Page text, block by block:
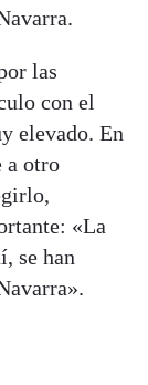
las
con el
elevado. En
a otro
«La
se han